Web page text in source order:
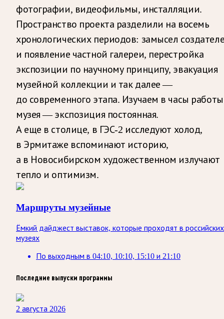
фотографии, видеофильмы, инсталляции.
Пространство проекта разделили на восемь
хронологических периодов: замысел
и появление частной галереи, перестройка
экспозиции по научному принципу, эвакуация
музейной коллекции и так далее —
до современного этапа. Изучаем в часы работы
музея — экспозиция постоянная.
А еще в столице, в ГЭС-2 исследуют холод,
в Эрмитаже вспоминают историю,
а в Новосибирском художественном излучают
тепло и оптимизм.
Маршруты музейные
Ёмкий дайджест выставок, которые проходят в российских
музеях
По выходным в 04:10, 10:10, 15:10 и 21:10
Последние выпуски программы
2 августа 2026